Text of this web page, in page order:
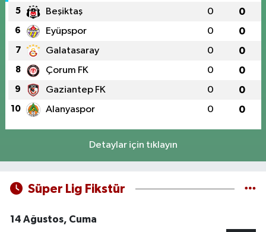
5 Beşiktaş 0 0
6 Eyüpspor 0 0
7 Galatasaray 0 0
8 Çorum FK 0 0
9 Gaziantep FK 0 0
10 Alanyaspor 0 0
Detaylar için tıklayın
Süper Lig Fikstür
14 Ağustos, Cuma